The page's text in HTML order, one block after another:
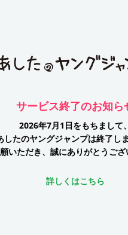
サービス終了のお知ら
2026年7月1日をもちまして、
したのヤングジャンプは終了しま
いただき、誠にありがとうござ
詳しくはこちら